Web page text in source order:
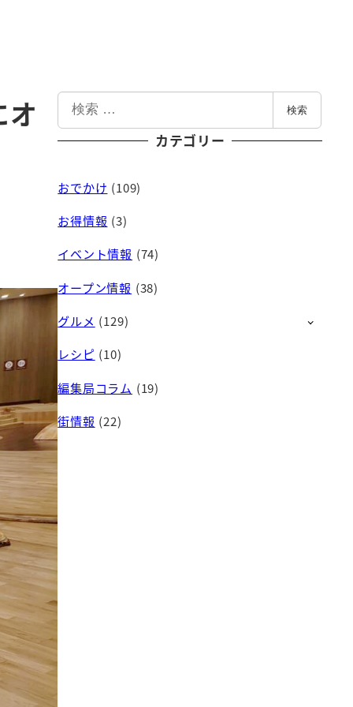
索
検索
カテゴリー
おでかけ (109)
お得情報 (3)
イベント情報 (74)
オープン情報 (38)
グルメ (129)
レシピ (10)
編集局コラム (19)
街情報 (22)